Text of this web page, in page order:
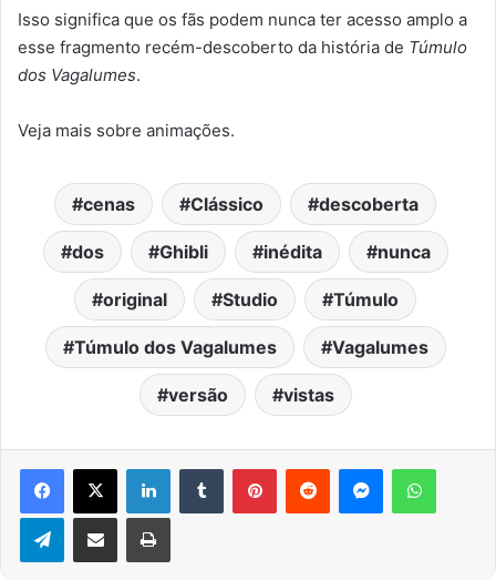
Isso significa que os fãs podem nunca ter acesso amplo a
esse fragmento recém-descoberto da história de Túmulo
dos Vagalumes.
Veja mais sobre animações.
cenas Clássico descoberta
dos Ghibli inédita nunca
original Studio Túmulo
Túmulo dos Vagalumes Vagalumes
versão vistas
Facebook
X LinkedinTumblr PinterestReddit Messenger
TelegramCompartilhar via e-mail Imprimir